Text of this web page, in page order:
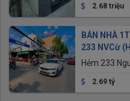
2.68 triệu
BÁN NHÀ
233 NVCừ
Kỹ Thuật)
Hẻm 233
2.69 tỷ